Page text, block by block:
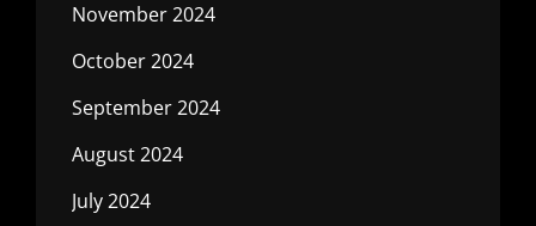
November 2024
October 2024
September 2024
August 2024
July 2024